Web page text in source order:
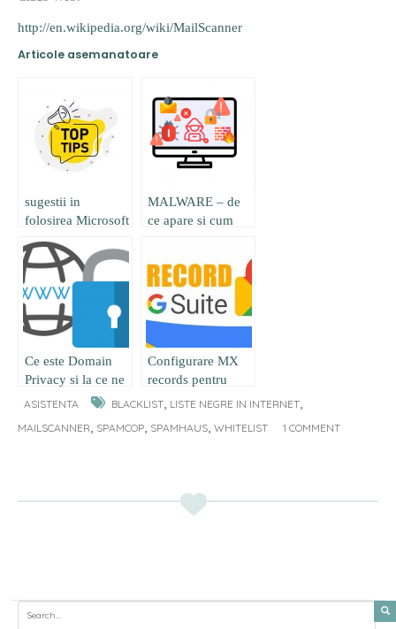
http://en.wikipedia.org/wiki/MailScanner
Articole asemanatoare
sugestii in
folosirea Microsoft
Outlook
MALWARE – de
ce apare si cum
Ce este Domain
Privacy si la ce ne
ajuta ?
Configurare MX
records pentru
server de email
ASISTENTA BLACKLIST LISTE NEGRE IN INTERNET
MAILSCANNER SPAMCOP SPAMHAUS WHITELIST 1 COMMENT